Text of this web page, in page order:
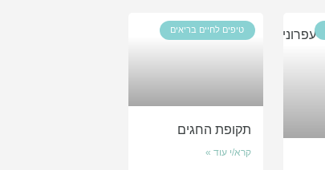
טיפים לחיים בריאים
תקופת החגים
קרא/י עוד »